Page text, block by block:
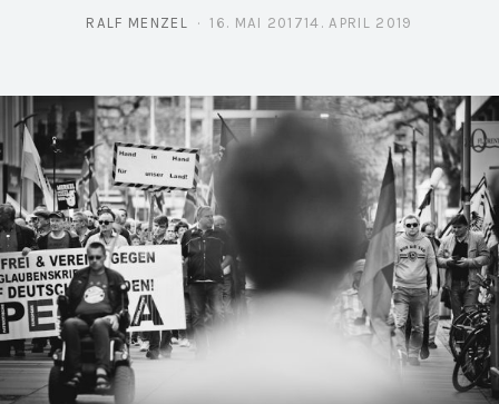
RALF MENZEL
POSTED ON
16. MAI 201714. APRIL 2019